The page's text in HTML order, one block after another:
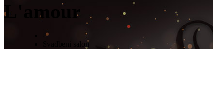
L'amour
Svadbeni salon